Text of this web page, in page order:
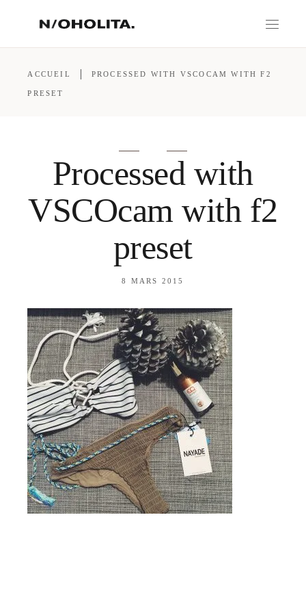
ACCUEIL PROCESSED WITH VSCOCAM WITH F2
PRESET
Processed with
VSCOcam with f2
preset
8 MARS 2015